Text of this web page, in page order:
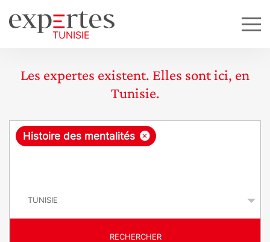
Les expertes existent. Elles sont ici, en
Tunisie.
R
ê
×
Histoire des mentalités
RECHERCHER